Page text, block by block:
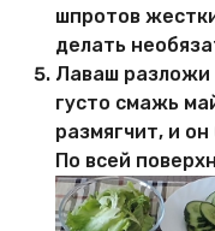
шпротов
делать
Лаваш разложи
густо смажь
размягчит, и
По всей